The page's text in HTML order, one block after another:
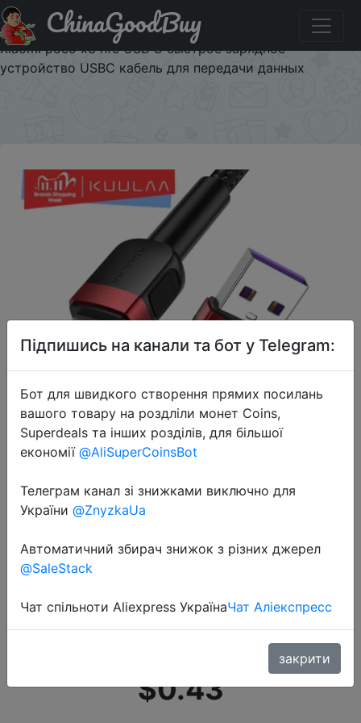
Код на знижку $1/1 KUULAA USB Type C кабель для
Redmi Note 9 8 7 USB C кабель Быстрая зарядка для
Xiaomi poco x3 nfc USB C быстрое зарядное
устройство USBC кабель для передачи данных
ChinaGoodBuy
2020-11-11
KUULAA USB Type C кабель для
Redmi Note 9 8 7 USB C кабель
Быстрая зарядка для Xiaomi poco
устройство USBC кабель для
передачи данных
$0.43
Підпишись на канали та бот у Telegram:
Бот для швидкого створення прямих посилань
вашого товару на роздліли монет Coins,
Superdeals та інших розділів, для більшої
економії @AliSuperCoinsBot
Телеграм канал зі знижками виключно для
України @ZnyzkaUa
Автоматичний збирач знижок з різних джерел
@SaleStack
Чат спільноти Aliexpress УкраїнаЧат Аліекспресс
закрити